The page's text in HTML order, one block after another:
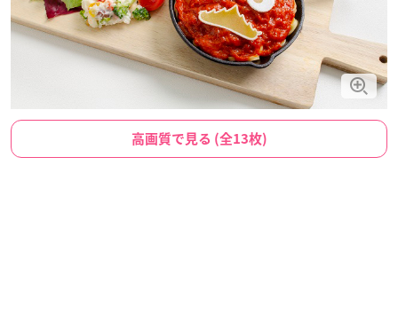
高画質で見る (全13枚)